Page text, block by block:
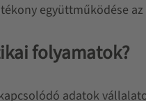
együttműködése
folyamatok?
adatok